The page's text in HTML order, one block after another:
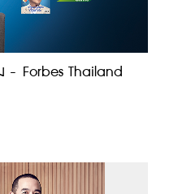
- Forbes Thailand